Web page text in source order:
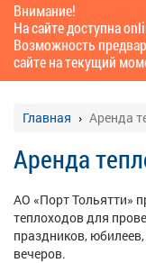
Внимание!
На сайте доступна
Возможность
сайте на текущий
Главная Аренда
Аренда
АО «Порт Тольятти»
теплоходов для
праздников,
вечеров.